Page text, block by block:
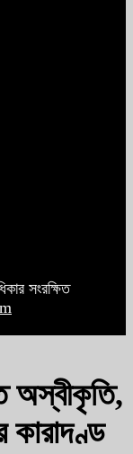
সংরক্ষিত
অস্বীকৃতি,
কারাদণ্ড